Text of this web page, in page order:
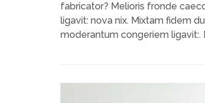
fabricator? Melioris fronde
ligavit: nova nix. Mixtam fidem
moderantum congeriem ligavit:.